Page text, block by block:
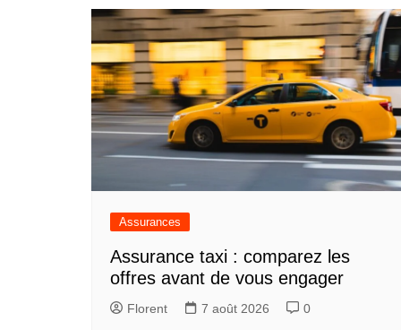
l’article
Assurances
Assurance taxi : comparez les
offres avant de vous engager
Florent 7 août 2026 0